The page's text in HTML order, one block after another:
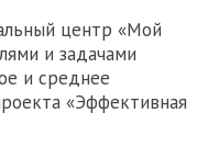
центр «Мой
и задачами
и среднее
«Эффективная